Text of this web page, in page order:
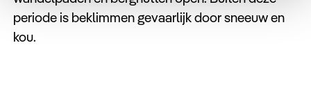
periode is beklimmen gevaarlijk door sneeuw en
kou.